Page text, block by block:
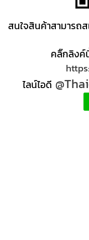
สนใจสินค้าสามารถ
คลิ๊กลิงค์
ไลน์ไอดี